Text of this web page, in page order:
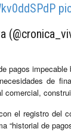
pagos
de
comercial,
el registro del
“historial de